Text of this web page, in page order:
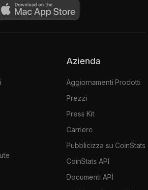
Azienda
Aggiornamenti Prodotti
Prezzi
Press Kit
Carriere
Pubblicizza su CoinStats
CoinStats API
Documenti API